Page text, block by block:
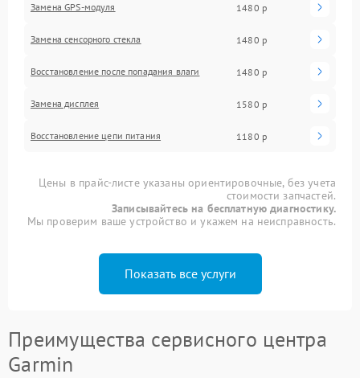
Замена GPS-модуля 1480 р
Замена сенсорного стекла 1480 р
Восстановление после попадания влаги 1480 р
Замена дисплея 1580 р
Восстановление цепи питания 1180 р
Цены в прайс-листе указаны ориентировочные, без учета
стоимости запчастей.
Записывайтесь на бесплатную диагностику.
Мы проверим ваше устройство и укажем на неисправность.
Показать все услуги
Преимущества сервисного центра
Garmin